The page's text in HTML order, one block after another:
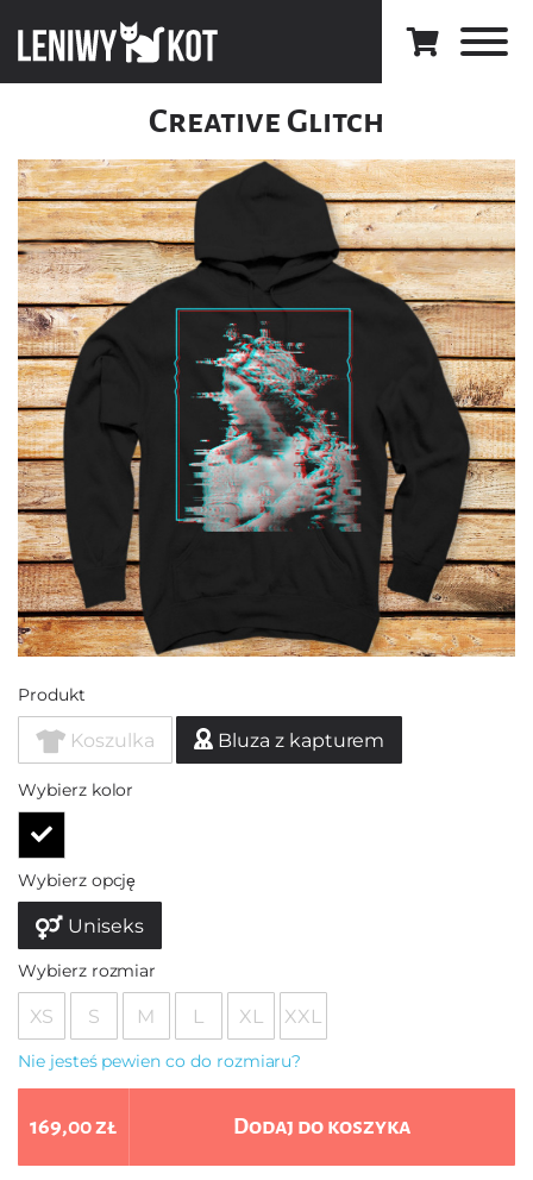
Creative Glitch
Produkt
Koszulka Bluza z kapturem
Wybierz kolor
Wybierz opcję
Uniseks
Wybierz rozmiar
XS S M L XL XXL
Nie jesteś pewien co do rozmiaru?
169,00 zł Dodaj do koszyka